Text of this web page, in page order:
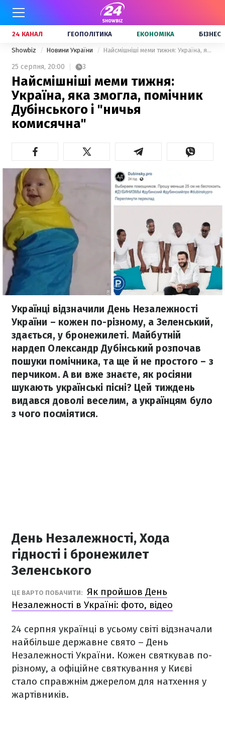
24 КАНАЛ ГЕОПОЛІТИКА ЕКОНОМІКА БІЗНЕС
Showbiz Новини України Найсмішніші меми тижня: Україна, яка змогла, помічник Дубінського і "ничья комисячна"
25 серпня, 20:00 3
Найсмішніші меми тижня:
Україна, яка змогла, помічник
Дубінського і "ничья
комисячна"
Українці відзначили День Незалежності
України – кожен по-різному, а Зеленський,
здається, у бронежилеті. Майбутній
нардеп Олександр Дубінський розпочав
пошуки помічника, та ще й не простого – з
перчиком. А ви вже знаєте, як росіяни
шукають українські пісні? Цей тиждень
видався доволі веселим, а українцям було
з чого посміятися.
День Незалежності, Хода
гідності і бронежилет
Зеленського
ЦЕ ВАРТО ПОБАЧИТИ: Як пройшов День
Незалежності в Україні: фото, відео
24 серпня українці в усьому світі відзначали
найбільше державне свято – День
Незалежності України. Кожен святкував по-
різному, а офіційне святкування у Києві
стало справжнім джерелом для натхення у
жартівників.